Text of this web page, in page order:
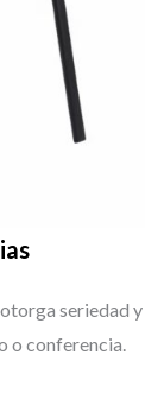
seriedad y
o conferencia.